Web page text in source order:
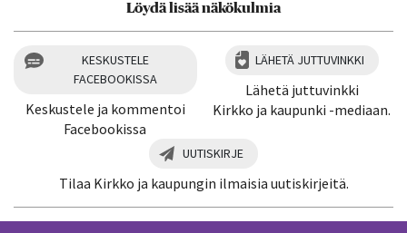
Löydä lisää näkökulmia
KESKUSTELE
FACEBOOKISSA
Keskustele ja kommentoi
Facebookissa
LÄHETÄ JUTTUVINKKI
Lähetä juttuvinkki
Kirkko ja kaupunki -mediaan.
UUTISKIRJE
Tilaa Kirkko ja kaupungin ilmaisia uutiskirjeitä.